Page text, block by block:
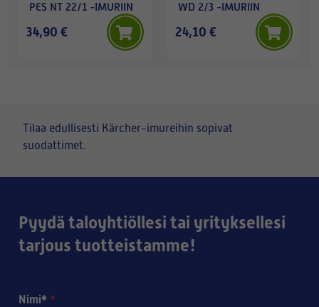
PES NT 22/1 -IMURIIN
34,90 €
WD 2/3 -IMURIIN
24,10 €
Tilaa edullisesti Kärcher-imureihin sopivat
suodattimet.
Pyydä taloyhtiöllesi tai yrityksellesi
tarjous tuotteistamme!
Nimi* *